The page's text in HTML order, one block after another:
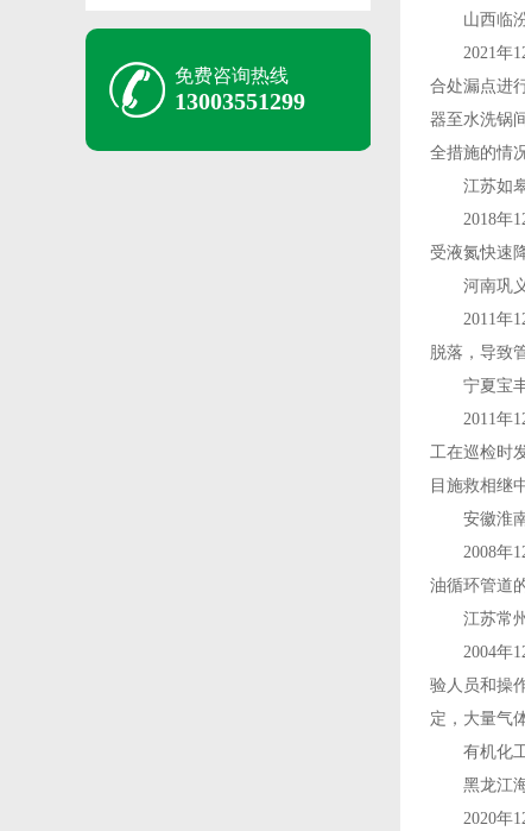
免费咨询热线
13003551299
山西临汾
2021年12
合处漏点进
器至水洗锅
全措施的情
江苏如皋
2018年12
受液氮快速
河南巩义
2011年12
脱落，导致
宁夏宝丰
2011年12
工在巡检时
目施救相继
安徽淮南
2008年12
油循环管道
江苏常州
2004年12
验人员和操
定，大量气
有机化
黑龙江海
2020年12